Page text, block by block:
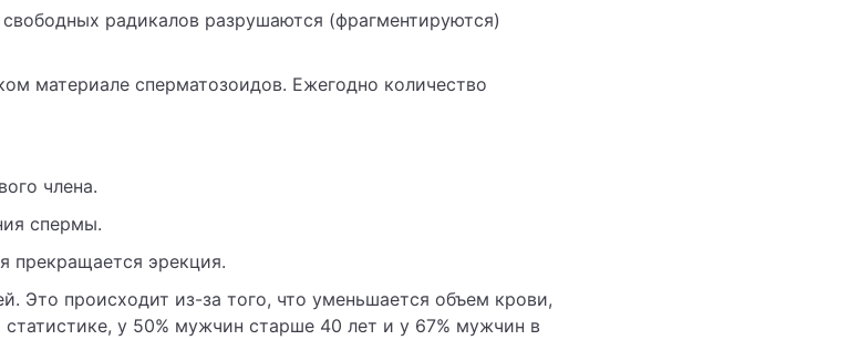
радикалов разрушаются (фрагментируются)
материале сперматозоидов. Ежегодно количество
члена.
спермы.
прекращается эрекция.
Это происходит из-за того, что уменьшается объем крови,
у 50% мужчин старше 40 лет и у 67% мужчин в